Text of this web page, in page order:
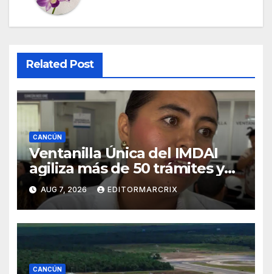
Related Post
CANCÚN
Ventanilla Única del IMDAI
agiliza más de 50 trámites y
atiende hasta 100 ciudadanos
al día
AUG 7, 2026 EDITORMARCRIX
CANCÚN